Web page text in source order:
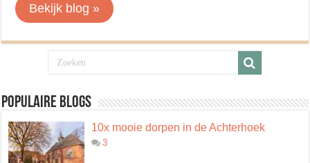
Bekijk blog »
Populaire blogs
10x mooie dorpen in de Achterhoek
3